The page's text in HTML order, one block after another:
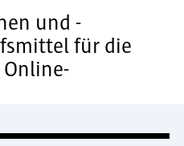
und -
für die